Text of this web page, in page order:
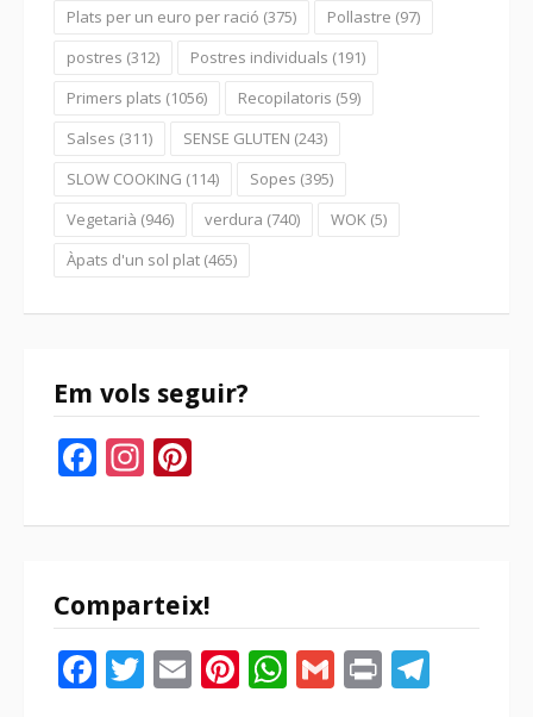
Plats per un euro per ració (375) Pollastre (97)
postres (312) Postres individuals (191)
Primers plats (1056) Recopilatoris (59)
Salses (311) SENSE GLUTEN (243)
SLOW COOKING (114) Sopes (395)
Vegetarià (946) verdura (740) WOK (5)
Àpats d'un sol plat (465)
Em vols seguir?
Facebook
Instagram
Comparteix!
Facebook
Twitter
EmailPinterest
WhatsApp
Gmail
Print